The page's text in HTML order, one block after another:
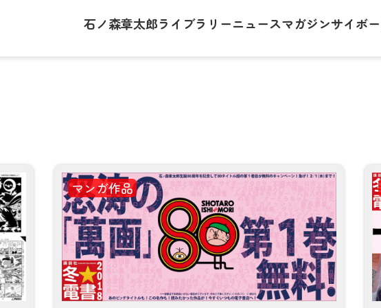
石ノ森章太郎ライブラリーニュースマガジンサイボ
マンガ作品